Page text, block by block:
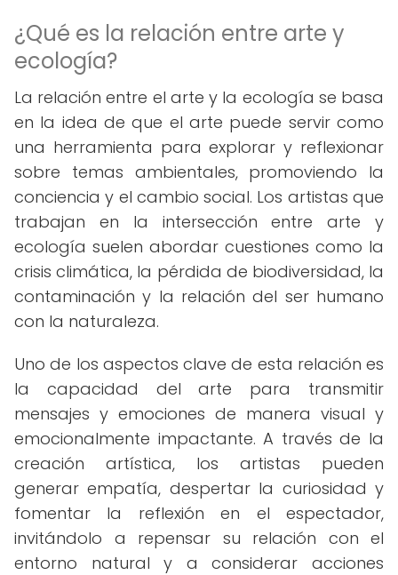
¿Qué es la relación entre arte y
ecología?
La relación entre el arte y la ecología se basa
en la idea de que el arte puede servir como
una herramienta para explorar y reflexionar
sobre temas ambientales, promoviendo la
conciencia y el cambio social. Los artistas que
trabajan en la intersección entre arte y
ecología suelen abordar cuestiones como la
crisis climática, la pérdida de biodiversidad, la
contaminación y la relación del ser humano
con la naturaleza.
Uno de los aspectos clave de esta relación es
la capacidad del arte para transmitir
mensajes y emociones de manera visual y
emocionalmente impactante. A través de la
creación artística, los artistas pueden
generar empatía, despertar la curiosidad y
fomentar la reflexión en el espectador,
invitándolo a repensar su relación con el
entorno natural y a considerar acciones